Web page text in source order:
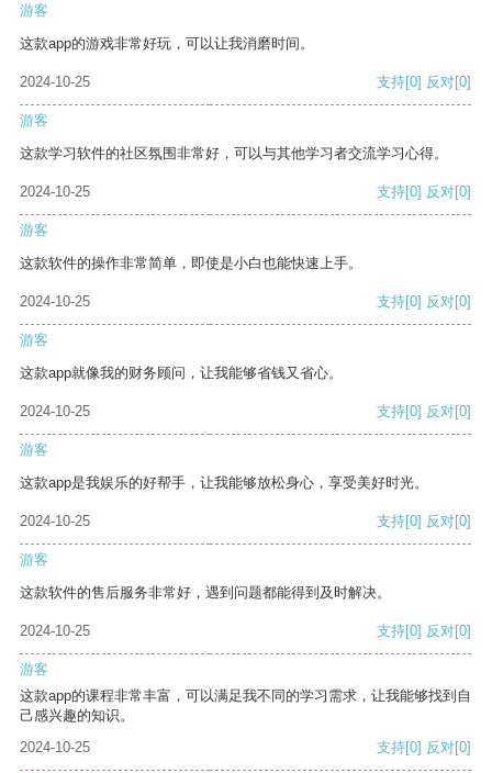
游客
这款app的游戏非常好玩，可以让我消磨时间。
2024-10-25 支持[0] 反对[0]
游客
这款学习软件的社区氛围非常好，可以与其他学习者交流学习心得。
2024-10-25 支持[0] 反对[0]
游客
这款软件的操作非常简单，即使是小白也能快速上手。
2024-10-25 支持[0] 反对[0]
游客
这款app就像我的财务顾问，让我能够省钱又省心。
2024-10-25 支持[0] 反对[0]
游客
这款app是我娱乐的好帮手，让我能够放松身心，享受美好时光。
2024-10-25 支持[0] 反对[0]
游客
这款软件的售后服务非常好，遇到问题都能得到及时解决。
2024-10-25 支持[0] 反对[0]
游客
这款app的课程非常丰富，可以满足我不同的学习需求，让我能够找到自
己感兴趣的知识。
2024-10-25
支持[0] 反对[0]